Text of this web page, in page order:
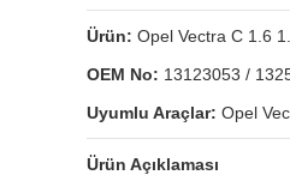
Ürün: Opel Vectra C 1.6
OEM No: 13123053 /
Uyumlu Araçlar: Opel
Ürün Açıklaması